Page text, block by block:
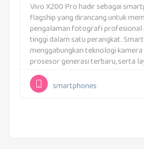
Vivo X200 Pro hadir sebagai
flagship yang dirancang untuk
pengalaman fotografi
tinggi dalam satu perangkat.
menggabungkan teknologi kamera
prosesor generasi terbaru, serta
untuk kebutuhan fotografi, hiburan,
produktivitas modern.Perangkat ini
konsep "Smartphone Flagship
smartphones